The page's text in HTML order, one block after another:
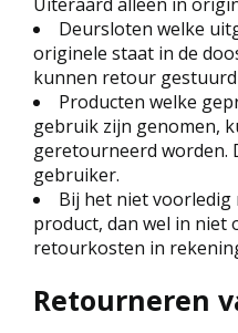
Deursloten welke
originele staat in de
kunnen retour
Producten welke
gebruik zijn genomen,
geretourneerd worden.
gebruiker.
Bij het niet
product, dan wel in niet
retourkosten in
Retourneren